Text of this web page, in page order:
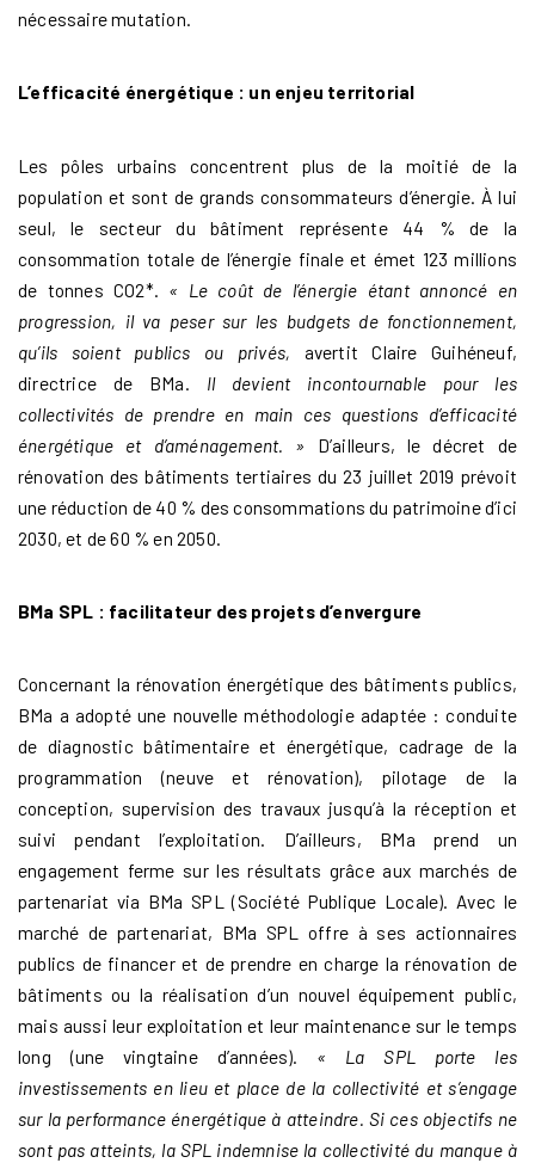
nécessaire mutation.
L’efficacité énergétique : un enjeu territorial
Les pôles urbains concentrent plus de la moitié de la
population et sont de grands consommateurs d’énergie. À lui
seul, le secteur du bâtiment représente 44 % de la
consommation totale de l’énergie finale et émet 123 millions
de tonnes CO2*. « Le coût de l’énergie étant annoncé en
progression, il va peser sur les budgets de fonctionnement,
qu’ils soient publics ou privés, avertit Claire Guihéneuf,
directrice de BMa. Il devient incontournable pour les
collectivités de prendre en main ces questions d’efficacité
énergétique et d’aménagement. » D’ailleurs, le décret de
rénovation des bâtiments tertiaires du 23 juillet 2019 prévoit
une réduction de 40 % des consommations du patrimoine d’ici
2030, et de 60 % en 2050.
BMa SPL : facilitateur des projets d’envergure
Concernant la rénovation énergétique des bâtiments publics,
BMa a adopté une nouvelle méthodologie adaptée : conduite
de diagnostic bâtimentaire et énergétique, cadrage de la
programmation (neuve et rénovation), pilotage de la
conception, supervision des travaux jusqu’à la réception et
suivi pendant l’exploitation. D’ailleurs, BMa prend un
engagement ferme sur les résultats grâce aux marchés de
partenariat via BMa SPL (Société Publique Locale). Avec le
marché de partenariat, BMa SPL offre à ses actionnaires
publics de financer et de prendre en charge la rénovation de
bâtiments ou la réalisation d’un nouvel équipement public,
mais aussi leur exploitation et leur maintenance sur le temps
long (une vingtaine d’années). « La SPL porte les
investissements en lieu et place de la collectivité et s’engage
sur la performance énergétique à atteindre. Si ces objectifs ne
sont pas atteints, la SPL indemnise la collectivité du manque à